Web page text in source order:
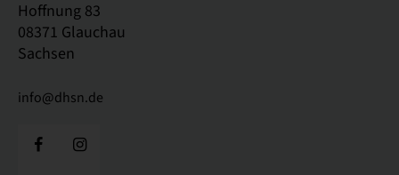
Hoffnung 83
08371 Glauchau
Sachsen
info@dhsn.de